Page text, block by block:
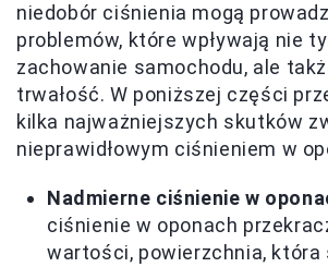
niedobór ciśnienia mogą
problemów, które wpływają nie
zachowanie samochodu, ale
trwałość. W poniższej części
kilka najważniejszych skutków
nieprawidłowym ciśnieniem w
Nadmierne ciśnienie w
ciśnienie w oponach
wartości, powierzchnia, która